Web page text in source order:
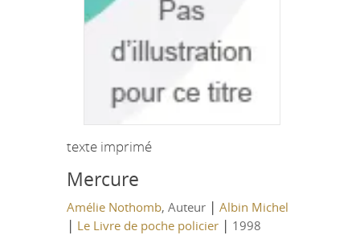
texte imprimé
Mercure
Amélie Nothomb, Auteur | Albin Michel
| Le Livre de poche policier| 1998